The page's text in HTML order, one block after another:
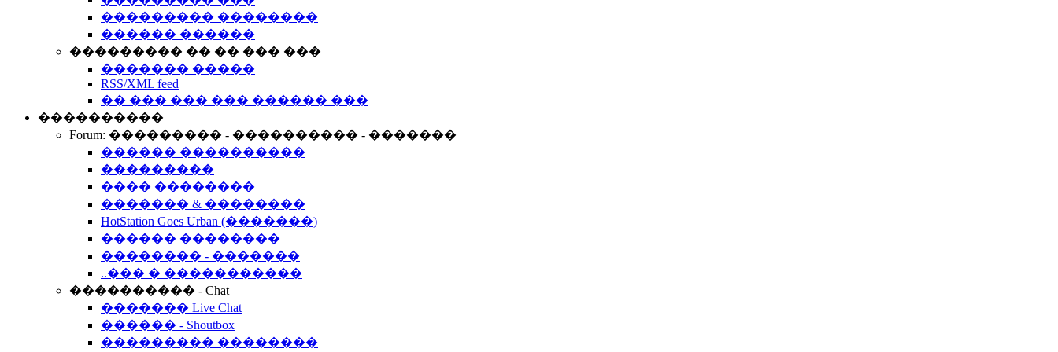
��������� ��������
������ ������
��������� �� �� ��� ���
������� �����
RSS/XML feed
�� ��� ��� ��� ������ ���
����������
Forum: ��������� - ���������� - �������
������ ����������
���������
���� ��������
������� & ��������
HotStation Goes Urban (�������)
������ ��������
�������� - �������
..��� � �����������
���������� - Chat
������� Live Chat
������ - Shoutbox
��������� ��������